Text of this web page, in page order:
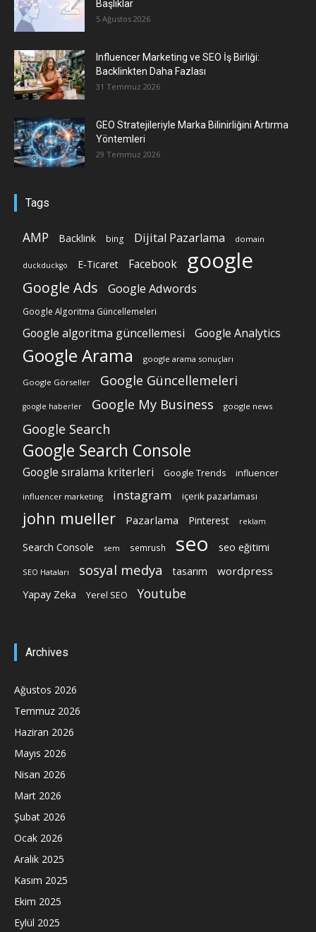
Başlıklar
5 Ağustos 2026
Influencer Marketing ve SEO İş Birliği:
Backlinkten Daha Fazlası
31 Temmuz 2026
GEO Stratejileriyle Marka Bilinirliğini Artırma
Yöntemleri
29 Temmuz 2026
Tags
AMP Backlink bing Dijital Pazarlama domain
duckduckgo E-Ticaret Facebook google
Google Ads Google Adwords
Google Algoritma Güncellemeleri
Google algoritma güncellemesi Google Analytics
Google Arama google arama sonuçları
Google Görseller Google Güncellemeleri
google haberler Google My Business google news
Google Search
Google Search Console
Google sıralama kriterleri Google Trends influencer
influencer marketing instagram içerik pazarlaması
john mueller Pazarlama Pinterest reklam
Search Console sem semrush seo seo eğitimi
SEO Hataları sosyal medya tasarım wordpress
Yapay Zeka Yerel SEO Youtube
Archives
Ağustos 2026
Temmuz 2026
Haziran 2026
Mayıs 2026
Nisan 2026
Mart 2026
Şubat 2026
Ocak 2026
Aralık 2025
Kasım 2025
Ekim 2025
Eylül 2025